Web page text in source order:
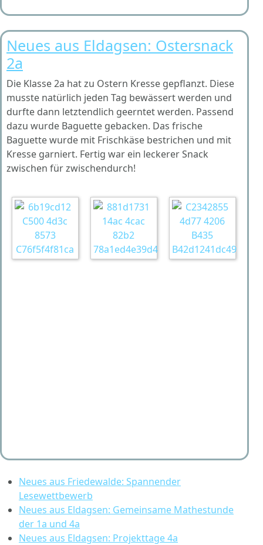
Neues aus Eldagsen: Ostersnack
2a
Die Klasse 2a hat zu Ostern Kresse gepflanzt. Diese
musste natürlich jeden Tag bewässert werden und
durfte dann letztendlich geerntet werden. Passend
dazu wurde Baguette gebacken. Das frische
Baguette wurde mit Frischkäse bestrichen und mit
Kresse garniert. Fertig war ein leckerer Snack
zwischen für zwischendurch!
Neues aus Friedewalde: Spannender
Lesewettbewerb
Neues aus Eldagsen: Gemeinsame Mathestunde
der 1a und 4a
Neues aus Eldagsen: Projekttage 4a